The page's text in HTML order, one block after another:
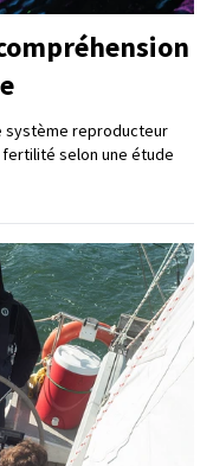
système reproducteur
selon une étude